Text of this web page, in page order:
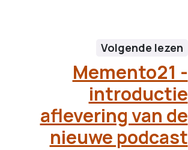
Volgende lezen
Memento21 -
introductie
aflevering van de
nieuwe podcast